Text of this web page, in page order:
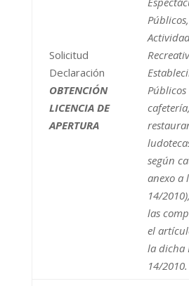
Solicitud
Declaración
OBTENCIÓN
LICENCIA DE
APERTURA
Públicos,
Públicos
cafetería,
según
anexo a
14/
las
el
la dicha
14/2010.